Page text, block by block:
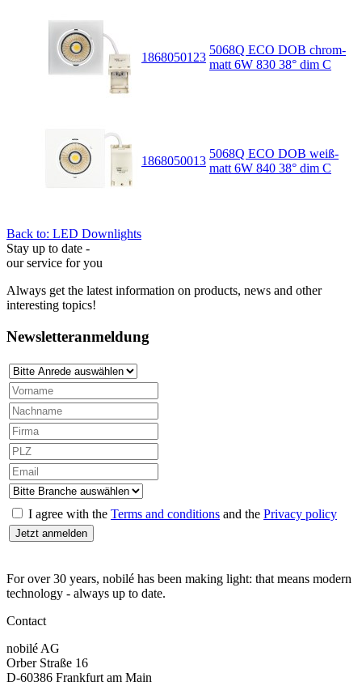
1868050123
5068Q ECO DOB chrom-
matt 6W 830 38° dim C
1868050013
5068Q ECO DOB weiß-
matt 6W 840 38° dim C
Back to: LED Downlights
Stay up to date -
our service for you
Always get the latest information on products, news and other
interesting topics!
Newsletteranmeldung
I agree with the Terms and conditions and the Privacy policy
For over 30 years, nobilé has been making light: that means modern
technology - always up to date.
Contact
nobilé AG
Orber Straße 16
D-60386 Frankfurt am Main